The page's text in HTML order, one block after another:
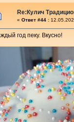
Re:Кулич
« Ответ #44 :
год пеку. Вкусно!